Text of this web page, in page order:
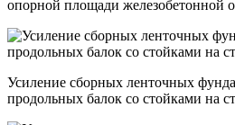
опорной площади железобетонной
Усиление сборных ленточных
продольных балок со стойками на